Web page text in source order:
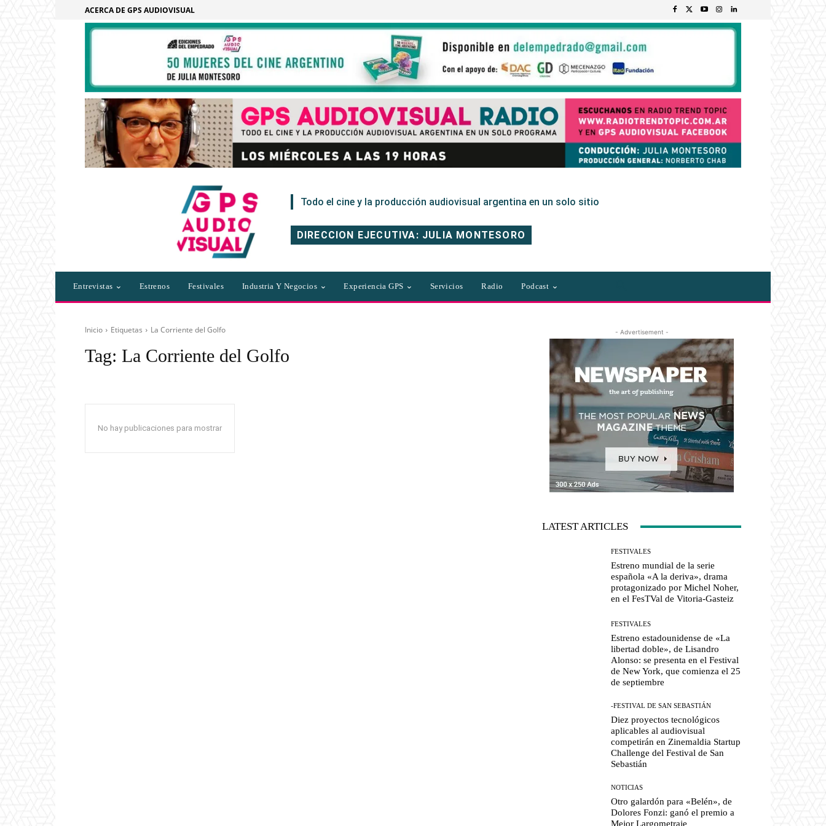
ACERCA DE GPS AUDIOVISUAL
Todo el cine y la producción audiovisual argentina en un solo sitio
DIRECCION EJECUTIVA: JULIA MONTESORO
Entrevistas Estrenos Festivales Industria Y Negocios Experiencia GPS Servicios Radio Podcast
Inicio Etiquetas La Corriente del Golfo
Tag: La Corriente del Golfo
No hay publicaciones para mostrar
- Advertisement -
LATEST ARTICLES
FESTIVALES
Estreno mundial de la serie
española «A la deriva», drama
protagonizado por Michel Noher,
en el FesTVal de Vitoria-Gasteiz
FESTIVALES
Estreno estadounidense de «La
libertad doble», de Lisandro
Alonso: se presenta en el Festival
de New York, que comienza el 25
de septiembre
-FESTIVAL DE SAN SEBASTIÁN
Diez proyectos tecnológicos
aplicables al audiovisual
competirán en Zinemaldia Startup
Challenge del Festival de San
Sebastián
NOTICIAS
Otro galardón para «Belén», de
Dolores Fonzi: ganó el premio a
Mejor Largometraje